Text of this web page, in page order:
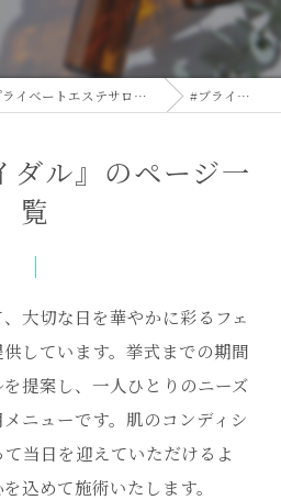
石川県金沢のエステならプライベートエステサロンclass #ブライダル
ダル』のページ一
覧
大切な日を華やかに彩るフェ
しています。挙式までの期間
提案し、一人ひとりのニーズ
ニューです。肌のコンディシ
当日を迎えていただけるよ
込めて施術いたします。